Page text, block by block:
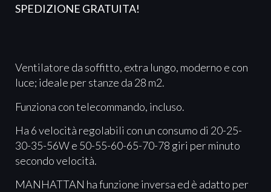
SPEDIZIONE GRATUITA!
Ventilatore da soffitto, extra lungo, moderno e con
luce; ideale per stanze da 28 m2.
Funziona con telecommando, incluso.
Ha 6 velocità regolabili con un consumo di 20-25-
30-35-56W e 50-55-60-65-70-78 giri per minuto
secondo velocità.
MANHATTAN ha funzione inversa ed è adatto per